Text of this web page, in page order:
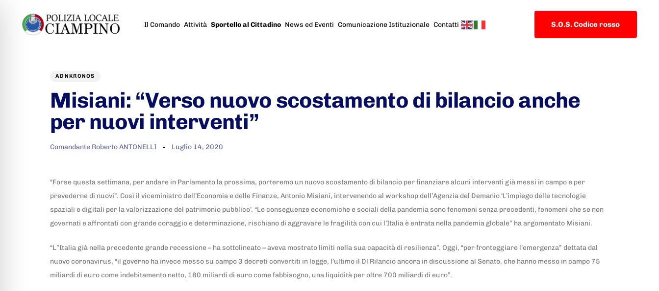
Il Comando Attività Sportello al Cittadino News ed Eventi Comunicazione Istituzionale Contatti S.O.S. Codice rosso
ADNKRONOS
Misiani: “Verso nuovo scostamento di bilancio anche
per nuovi interventi”
Comandante Roberto ANTONELLI Luglio 14, 2020
“Forse questa settimana, per andare in Parlamento la prossima, porteremo un nuovo scostamento di bilancio per finanziare alcuni interventi già messi in campo e per
prevederne di nuovi”. Così il viceministro dell’Economia e delle Finanze, Antonio Misiani, intervenendo al workshop dell’Agenzia del Demanio ‘L’impiego delle tecnologie
spaziali e digitali per la valorizzazione del patrimonio pubblico’. “Le conseguenze economiche e sociali della pandemia sono fenomeni senza precedenti, fenomeni che se non
governati e affrontati con grande coraggio e determinazione, rischiano di aggravare le fragilità con cui l’Italia è entrata nella pandemia globale” ha argomentato Misiani.
“L”Italia già nella precedente grande recessione – ha sottolineato – aveva mostrato limiti nella sua capacità di resilienza”. Oggi, “per fronteggiare l’emergenza” dettata dal
nuovo coronavirus, “il governo ha invece messo su campo 3 decreti convertiti in legge, l’ultimo il Dl Rilancio ancora in discussione al Senato, che hanno messo in campo 75
miliardi di euro come indebitamento netto, 180 miliardi di euro come fabbisogno, una liquidità per oltre 700 miliardi di euro”.